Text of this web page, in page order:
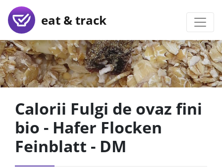
eat & track
Calorii Fulgi de ovaz fini
bio - Hafer Flocken
Feinblatt - DM